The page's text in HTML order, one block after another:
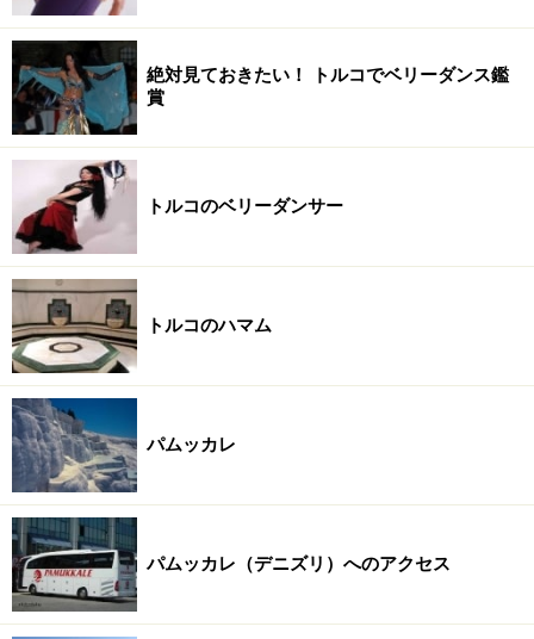
絶対見ておきたい！ トルコでベリーダンス鑑
賞
トルコのベリーダンサー
トルコのハマム
パムッカレ
パムッカレ（デニズリ）へのアクセス